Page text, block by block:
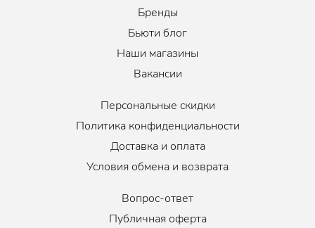
Бренды
Бьюти блог
Наши магазины
Вакансии
Персональные скидки
Политика конфиденциальности
Доставка и оплата
Условия обмена и возврата
Вопрос-ответ
Публичная оферта